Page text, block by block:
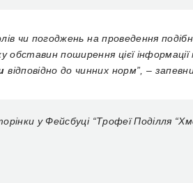
чи погоджень на проведення
обставин поширення цієї
відповідно до чинних норм”, –
у Фейсбуці “Трофеї Поділля